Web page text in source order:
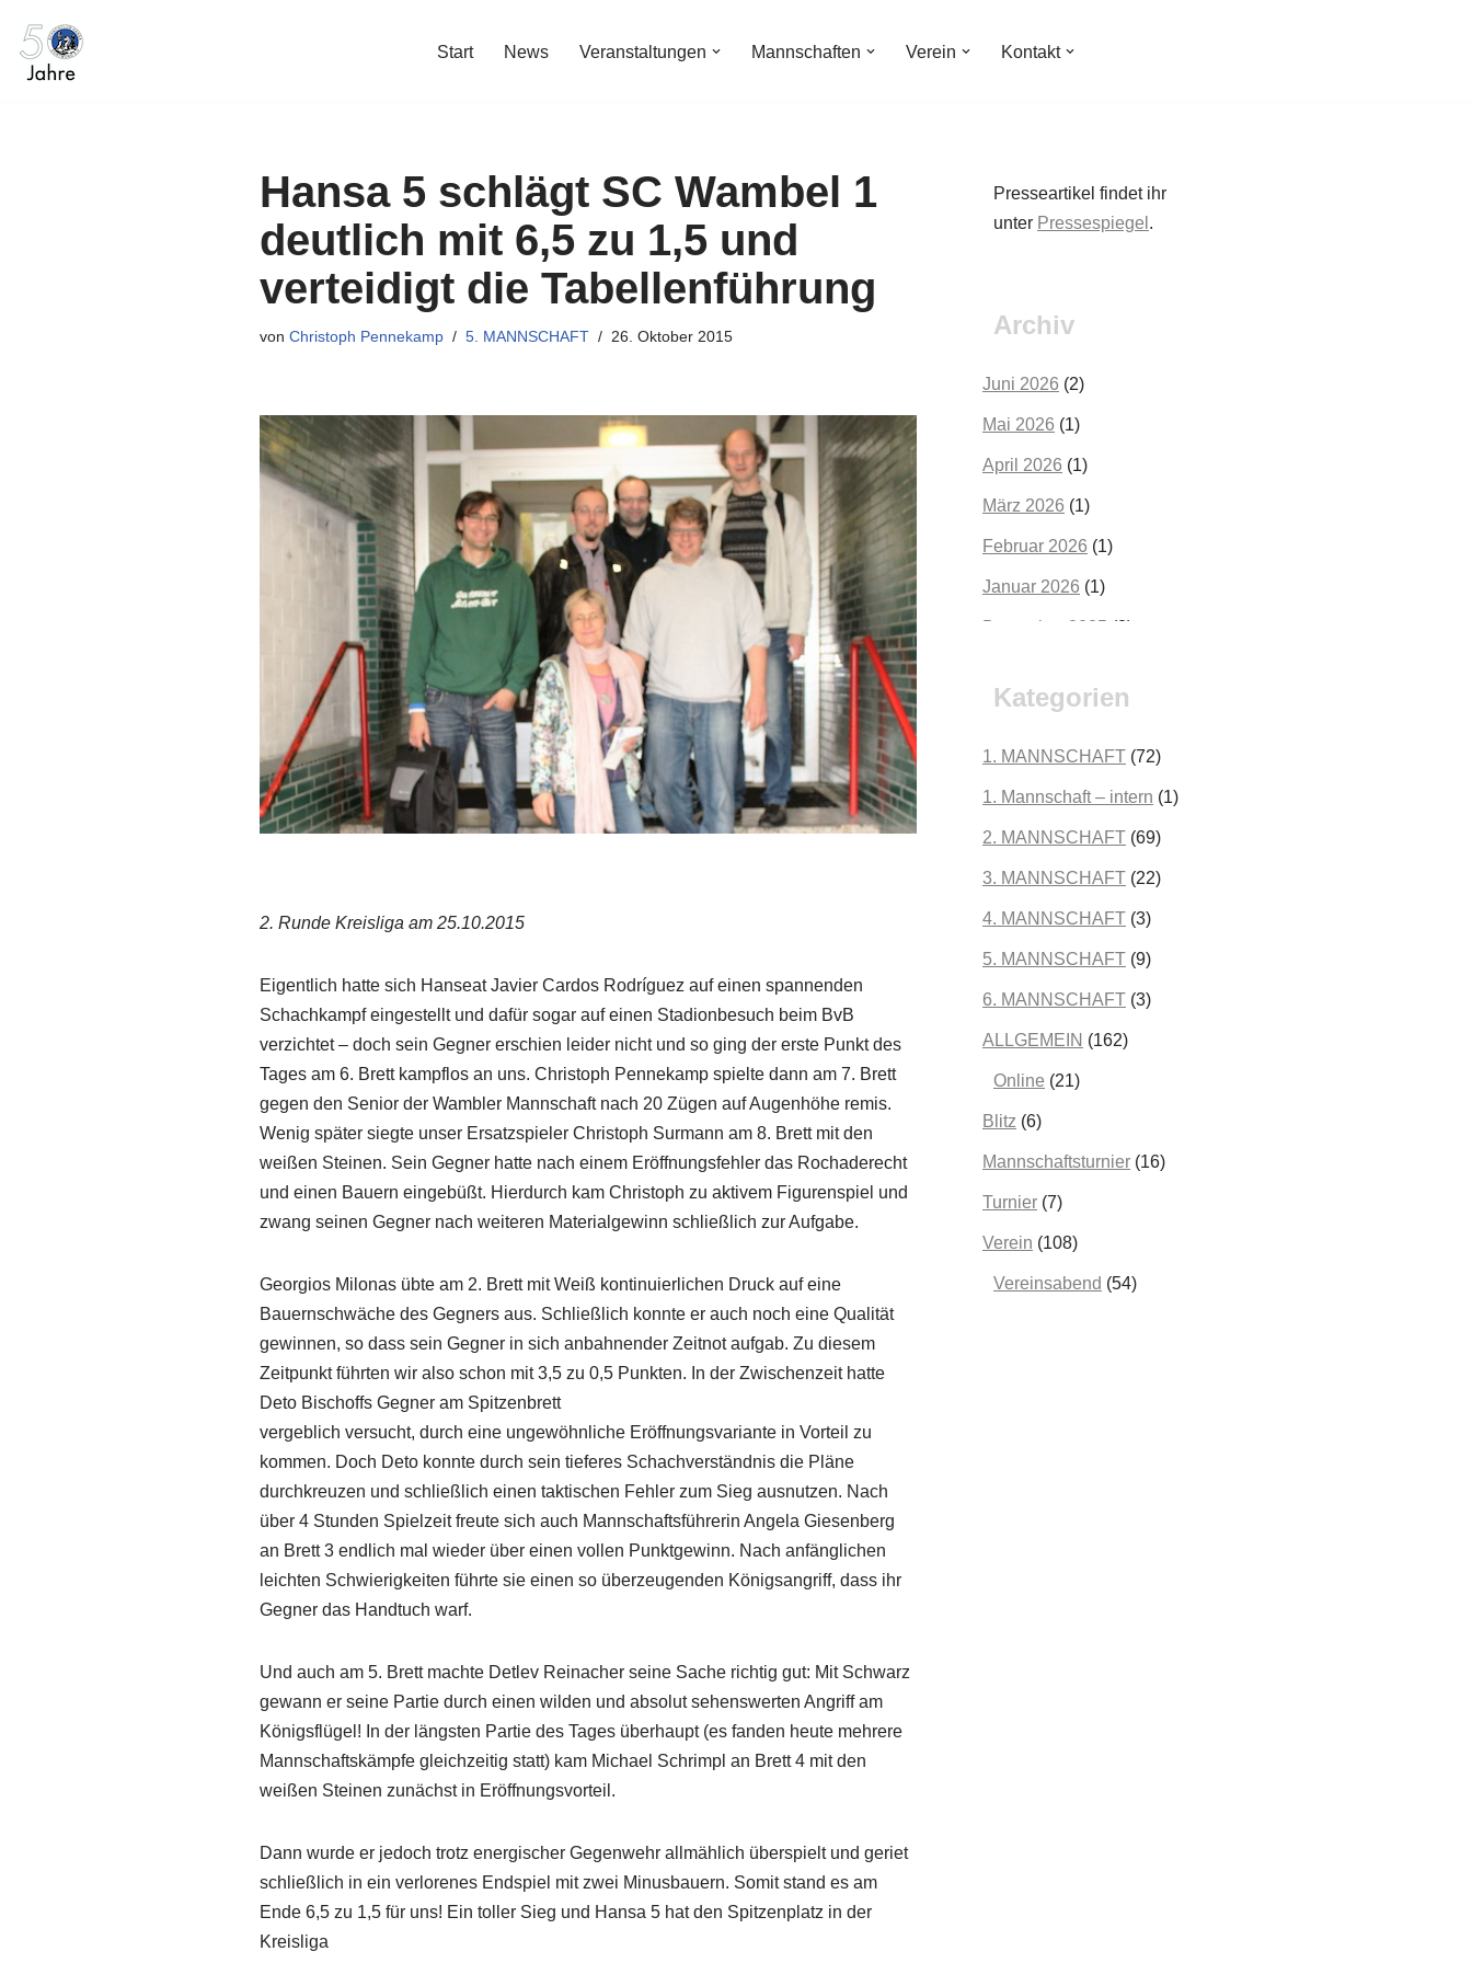
Zum
Start News Veranstaltungen Mannschaften Verein Kontakt
Hansa 5 schlägt SC Wambel 1
deutlich mit 6,5 zu 1,5 und
verteidigt die Tabellenführung
von Christoph Pennekamp 5. MANNSCHAFT 26. Oktober 2015
2. Runde Kreisliga am 25.10.2015
Eigentlich hatte sich Hanseat Javier Cardos Rodríguez auf einen spannenden
Schachkampf eingestellt und dafür sogar auf einen Stadionbesuch beim BvB
verzichtet – doch sein Gegner erschien leider nicht und so ging der erste Punkt des
Tages am 6. Brett kampflos an uns. Christoph Pennekamp spielte dann am 7. Brett
gegen den Senior der Wambler Mannschaft nach 20 Zügen auf Augenhöhe remis.
Wenig später siegte unser Ersatzspieler Christoph Surmann am 8. Brett mit den
weißen Steinen. Sein Gegner hatte nach einem Eröffnungsfehler das Rochaderecht
und einen Bauern eingebüßt. Hierdurch kam Christoph zu aktivem Figurenspiel und
zwang seinen Gegner nach weiteren Materialgewinn schließlich zur Aufgabe.
Georgios Milonas übte am 2. Brett mit Weiß kontinuierlichen Druck auf eine
Bauernschwäche des Gegners aus. Schließlich konnte er auch noch eine Qualität
gewinnen, so dass sein Gegner in sich anbahnender Zeitnot aufgab. Zu diesem
Zeitpunkt führten wir also schon mit 3,5 zu 0,5 Punkten. In der Zwischenzeit hatte
Deto Bischoffs Gegner am Spitzenbrett
vergeblich versucht, durch eine ungewöhnliche Eröffnungsvariante in Vorteil zu
kommen. Doch Deto konnte durch sein tieferes Schachverständnis die Pläne
durchkreuzen und schließlich einen taktischen Fehler zum Sieg ausnutzen. Nach
über 4 Stunden Spielzeit freute sich auch Mannschaftsführerin Angela Giesenberg
an Brett 3 endlich mal wieder über einen vollen Punktgewinn. Nach anfänglichen
leichten Schwierigkeiten führte sie einen so überzeugenden Königsangriff, dass ihr
Gegner das Handtuch warf.
Und auch am 5. Brett machte Detlev Reinacher seine Sache richtig gut: Mit Schwarz
gewann er seine Partie durch einen wilden und absolut sehenswerten Angriff am
Königsflügel! In der längsten Partie des Tages überhaupt (es fanden heute mehrere
Mannschaftskämpfe gleichzeitig statt) kam Michael Schrimpl an Brett 4 mit den
weißen Steinen zunächst in Eröffnungsvorteil.
Dann wurde er jedoch trotz energischer Gegenwehr allmählich überspielt und geriet
schließlich in ein verlorenes Endspiel mit zwei Minusbauern. Somit stand es am
Ende 6,5 zu 1,5 für uns! Ein toller Sieg und Hansa 5 hat den Spitzenplatz in der
Kreisliga
Presseartikel findet ihr
unter Pressespiegel .
Archiv
Juni 2026 (2)
Mai 2026 (1)
April 2026 (1)
März 2026 (1)
Februar 2026 (1)
Januar 2026 (1)
Dezember 2025 (2)
September 2025(3)
August 2025(2)
Juli 2025(3)
Juni 2025(1)
Mai 2025(1)
April 2025(3)
März 2025(3)
Februar 2025 (2)
Januar 2025 (2)
Dezember 2024
November 2024
Oktober 2024(2)
September 2024
August 2024
Juni 2024(1)
Kategorien
1. MANNSCHAFT (72)
1. Mannschaft – intern (1)
2. MANNSCHAFT (69)
3. MANNSCHAFT (22)
4. MANNSCHAFT (3)
5. MANNSCHAFT (9)
6. MANNSCHAFT (3)
ALLGEMEIN (162)
Online (21)
Blitz (6)
Mannschaftsturnier (16)
Turnier (7)
Verein (108)
Vereinsabend (54)